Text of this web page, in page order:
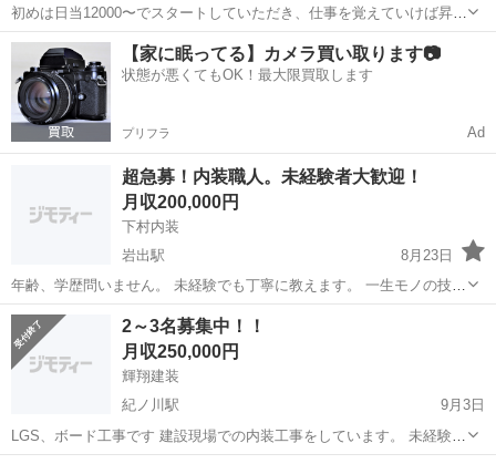
初めは日当12000〜でスタートしていただき、仕事を覚えていけば昇給
していきます 軽鉄での下地、ボード貼りがメインになります。 朝は仕
事場によって時間が変わります。 和歌山市内に一度集まり乗り合わせ
により現場に向かう形に...
和歌山 和歌山市 内装職人
【家に眠ってる】カメラ買い取ります📷
状態が悪くてもOK！最大限買取します
プリフラ Ad
超急募！内装職人。未経験者大歓迎！
月収200,000円
下村内装
岩出駅
8月23日
年齢、学歴問いません。 未経験でも丁寧に教えます。 一生モノの技術
習得が可能！！ (手に職をつける事が出来ます) いずれ仕事を覚え独立
したい方なども丁寧に教えます。 インテリアが好きな人にもオスス
メ。 ※頑張り次第で給...
和歌山 岩出駅 内装職人
2～3名募集中！！
月収250,000円
輝翔建装
紀ノ川駅
9月3日
LGS、ボード工事です 建設現場での内装工事をしています。 未経験で
も大歓迎、きちんと1から技術を教えていきます！ 自分たちの手で仕